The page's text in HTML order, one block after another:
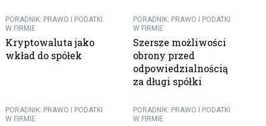
PORADNIK: PRAWO I PODATKI
W FIRMIE
Kryptowaluta jako
wkład do spółek
PORADNIK: PRAWO I PODATKI
W FIRMIE
Szersze możliwości
obrony przed
odpowiedzialnością
za długi spółki
PORADNIK: PRAWO I PODATKI
W FIRMIE
PORADNIK: PRAWO I PODATKI
W FIRMIE